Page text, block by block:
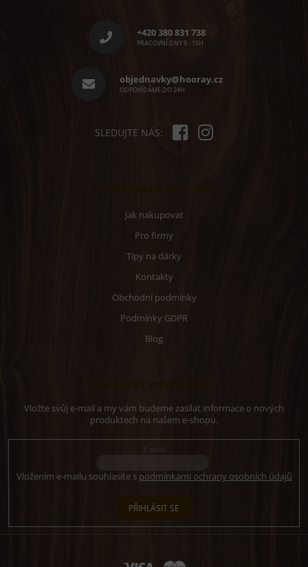
+420 380 831 738
PRACOVNÍ DNY 8 - 15H
objednavky@hooray.cz
ODPOVÍDÁME DO 24H
SLEDUJTE NÁS:
Jak nakupovat
Pro firmy
Tipy na dárky
Kontakty
Obchodní podmínky
Podmínky GDPR
Blog
Vložte svůj e-mail a my vám budeme zasílat informace o nových
produktech na našem e-shopu.
E-mail
Vložením e-mailu souhlasíte s podmínkami ochrany osobních údajů
PŘIHLÁSIT SE